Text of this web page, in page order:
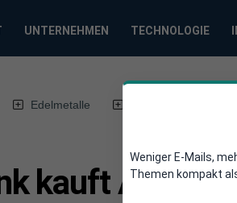
UNTERNEHMEN TECHNOLOGIE
Edelmetalle
kauft Anteile
Weniger E-Mails,
Themen kompakt